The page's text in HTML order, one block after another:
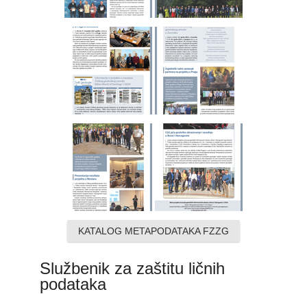
KATALOG METAPODATAKA FZZG
Službenik za zaštitu ličnih
podataka